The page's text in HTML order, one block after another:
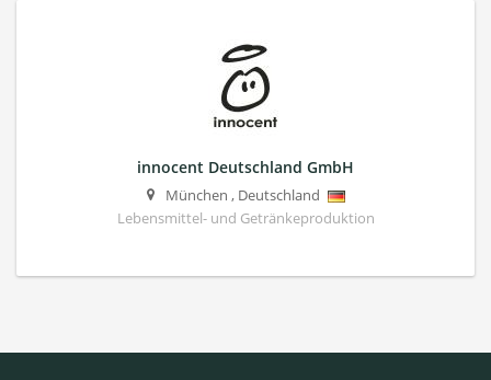
innocent Deutschland GmbH
München , Deutschland
Lebensmittel- und Getränkeproduktion